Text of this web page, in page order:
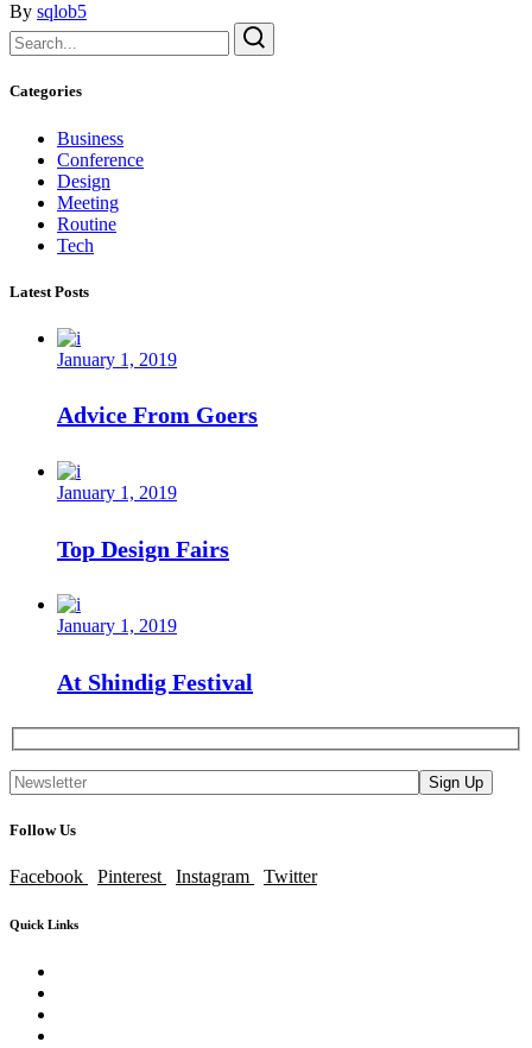
By sqlob5
Search
for:
Categories
Business
Conference
Design
Meeting
Routine
Tech
Latest Posts
January 1, 2019
Advice From Goers
January 1, 2019
Top Design Fairs
January 1, 2019
At Shindig Festival
Sign Up
Follow Us
Facebook Pinterest Instagram Twitter
Quick Links